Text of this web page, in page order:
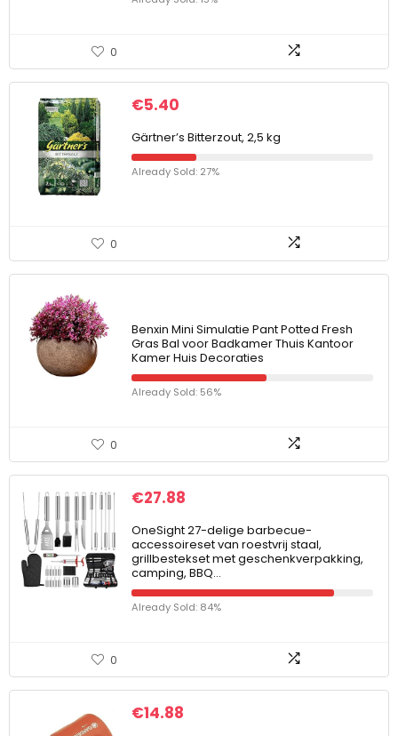
0
€5.40
Gärtner’s Bitterzout, 2,5 kg
Already Sold: 27%
0
Benxin Mini Simulatie Pant Potted Fresh
Gras Bal voor Badkamer Thuis Kantoor
Kamer Huis Decoraties
Already Sold: 56%
0
€27.88
OneSight 27-delige barbecue-
accessoireset van roestvrij staal,
grillbestekset met geschenkverpakking,
camping, BBQ…
Already Sold: 84%
0
€14.88